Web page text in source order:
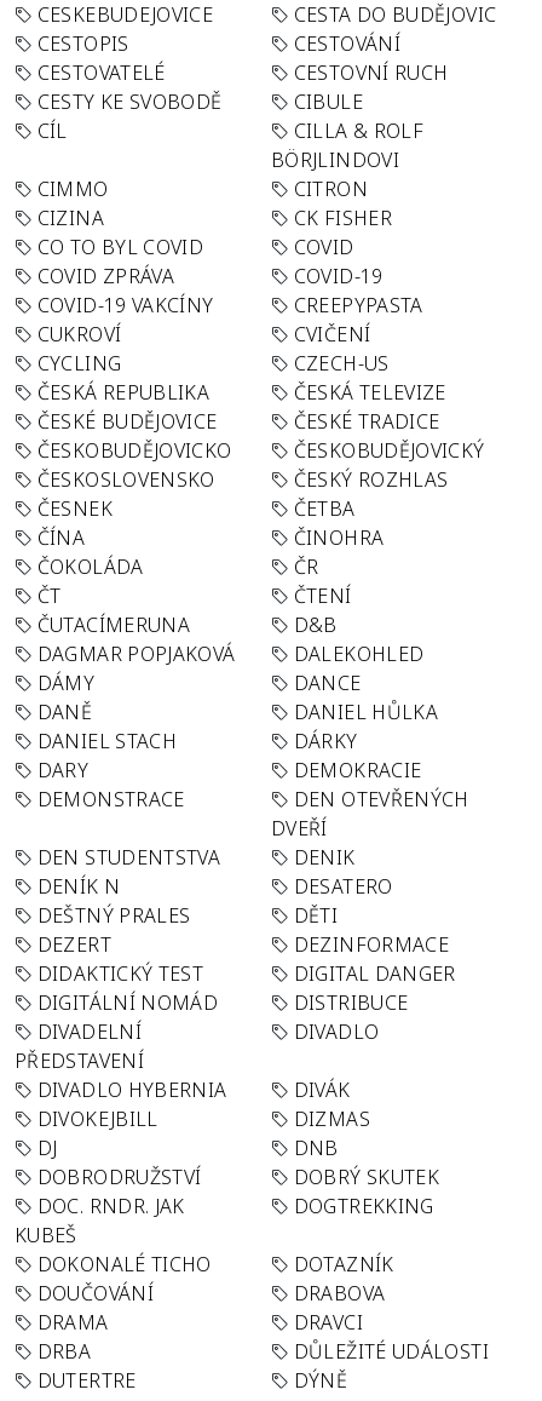
CESKEBUDEJOVICE
CESTA DO BUDĚJOVIC
CESTOPIS
CESTOVÁNÍ
CESTOVATELÉ
CESTOVNÍ RUCH
CESTY KE SVOBODĚ
CIBULE
CÍL
CILLA & ROLF
BÖRJLINDOVI
CIMMO
CITRON
CIZINA
CK FISHER
CO TO BYL COVID
COVID
COVID ZPRÁVA
COVID-19
COVID-19 VAKCÍNY
CREEPYPASTA
CUKROVÍ
CVIČENÍ
CYCLING
CZECH-US
ČESKÁ REPUBLIKA
ČESKÁ TELEVIZE
ČESKÉ BUDĚJOVICE
ČESKÉ TRADICE
ČESKOBUDĚJOVICKO
ČESKOBUDĚJOVICKÝ
ČESKOSLOVENSKO
ČESKÝ ROZHLAS
ČESNEK
ČETBA
ČÍNA
ČINOHRA
ČOKOLÁDA
ČR
ČT
ČTENÍ
ČUTACÍMERUNA
D&B
DAGMAR POPJAKOVÁ
DALEKOHLED
DÁMY
DANCE
DANĚ
DANIEL HŮLKA
DANIEL STACH
DÁRKY
DARY
DEMOKRACIE
DEMONSTRACE
DEN OTEVŘENÝCH
DVEŘÍ
DEN STUDENTSTVA
DENIK
DENÍK N
DESATERO
DEŠTNÝ PRALES
DĚTI
DEZERT
DEZINFORMACE
DIDAKTICKÝ TEST
DIGITAL DANGER
DIGITÁLNÍ NOMÁD
DISTRIBUCE
DIVADELNÍ
PŘEDSTAVENÍ
DIVADLO
DIVADLO HYBERNIA
DIVÁK
DIVOKEJBILL
DIZMAS
DJ
DNB
DOBRODRUŽSTVÍ
DOBRÝ SKUTEK
DOC. RNDR. JAK
KUBEŠ
DOGTREKKING
DOKONALÉ TICHO
DOTAZNÍK
DOUČOVÁNÍ
DRABOVA
DRAMA
DRAVCI
DRBA
DŮLEŽITÉ UDÁLOSTI
DUTERTRE
DÝNĚ